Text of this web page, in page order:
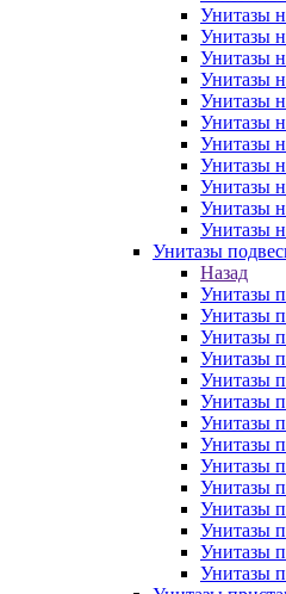
Унитазы
Унитазы
Унитазы
Унитазы
Унитазы
Унитазы
Унитазы
Унитазы
Унитазы
Унитазы
Унитазы
Унитазы
Назад
Унитазы
Унитазы
Унитазы
Унитазы
Унитазы
Унитазы
Унитазы
Унитазы
Унитазы
Унитазы
Унитазы
Унитазы
Унитазы
Унитазы